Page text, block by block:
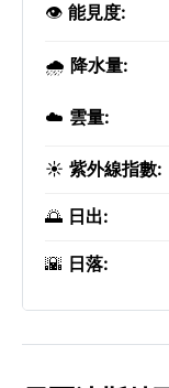
👁️ 能見度:
🌧️ 降水量:
☁️ 雲量:
☀️ 紫外線指數:
🌅 日出:
🌇 日落: